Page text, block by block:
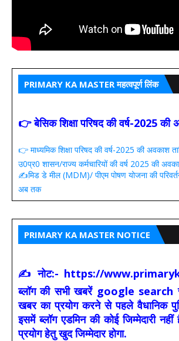
PRIMARY KA MASTER महत्वपूर्ण लिंक
👉 बेसिक शिक्षा परिषद की वर्ष-2025 की
👉 माध्यमिक शिक्षा परिषद की वर्ष-2025 की अवकाश
उ0प्र0 शासन/राज्य कर्मचारियों की वर्ष 2025 की
✍️मिड डे मील (MDM)/ पीएम पोषण योजना की
अब तक
PRIMARY KA MASTER NOTICE
✍ नोट:- https://
ब्लॉग की सभी खबरें google search
खबर का प्रयोग करने से पहले वैधानिक
इसमें ब्लॉग एडमिन की कोई जिम्मेदारी
प्रयोग हेतु खुद जिम्मेदार होगा.